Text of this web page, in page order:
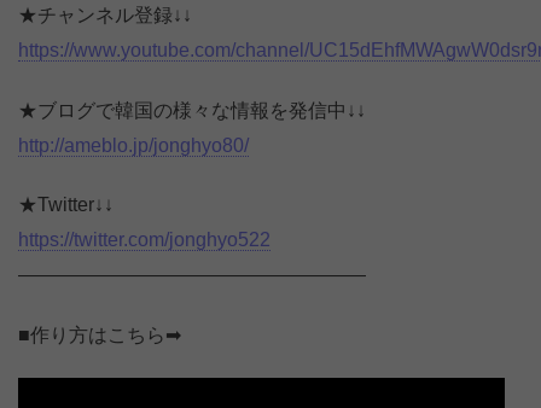
★チャンネル登録↓↓
https://www.youtube.com/channel/
★ブログで韓国の様々な情報を発信中↓↓
http://ameblo.jp/jonghyo80/
★Twitter↓↓
https://twitter.com/jonghyo522
——————————————————
■作り方はこちら➡